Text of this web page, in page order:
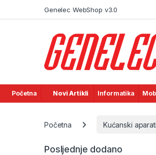
Genelec WebShop v3.0
Početna Novi Artikli Informatika
Početna Kućanski aparati
Posljednje dodano